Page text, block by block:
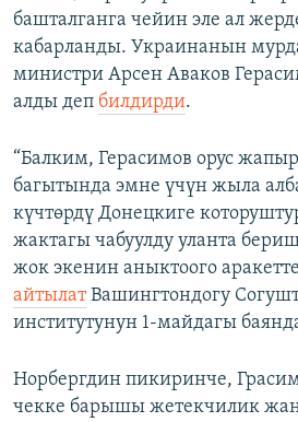
башталганга чейин эле ал
кабарланды. Украинанын
министри Арсен Аваков
алды деп билдирди.
“Балким, Герасимов орус
багытында эмне үчүн жыла
күчтөрдү Донецкиге
жактагы чабуулду уланта
жок экенин аныктоого
айтылатВашингтондогу
институтунун 1-майдагы
Норбергдин пикиринче,
чекке барышы жетекчилик